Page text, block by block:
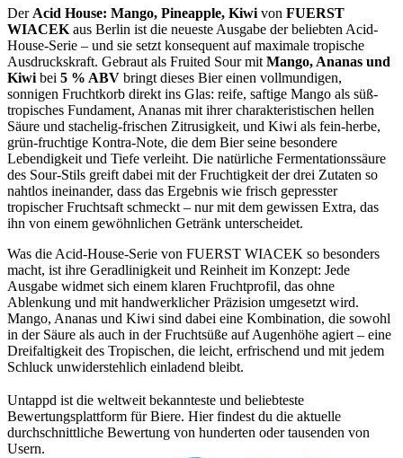
Der Acid House: Mango, Pineapple, Kiwi von FUERST
WIACEK aus Berlin ist die neueste Ausgabe der beliebten Acid-
House-Serie – und sie setzt konsequent auf maximale tropische
Ausdruckskraft. Gebraut als Fruited Sour mit Mango, Ananas und
Kiwi bei 5 % ABV bringt dieses Bier einen vollmundigen,
sonnigen Fruchtkorb direkt ins Glas: reife, saftige Mango als süß-
tropisches Fundament, Ananas mit ihrercharakteristischen hellen
Säure und stachelig-frischen Zitrusigkeit, und Kiwi als fein-herbe,
grün-fruchtige Kontra-Note, die dem Bierseine besondere
Lebendigkeit und Tiefe verleiht. Die natürliche Fermentationssäure
des Sour-Stils greift dabei mit derFruchtigkeit der drei Zutaten so
nahtlos ineinander, dass das Ergebnis wie frisch gepresster
tropischer Fruchtsaft schmeckt – nur mit dem gewissen Extra, das
ihn von einem gewöhnlichen Getränk unterscheidet.
Was die Acid-House-Serie von FUERST WIACEK so besonders
macht, ist ihre Geradlinigkeit und Reinheit im Konzept: Jede
Ausgabe widmet sich einem klaren Fruchtprofil, das ohne
Ablenkung und mit handwerklicherPräzision umgesetzt wird.
Mango, Ananas und Kiwi sind dabei eine Kombination, die sowohl
in der Säure als auch in der Fruchtsüße auf Augenhöhe agiert – eine
Dreifaltigkeit des Tropischen, die leicht, erfrischend und mit jedem
Schluck unwiderstehlich einladend bleibt.
Untappd ist die weltweit bekannteste und beliebteste
Bewertungsplattform für Biere. Hier findest du die aktuelle
durchschnittliche Bewertung von hunderten oder tausenden von
Usern.